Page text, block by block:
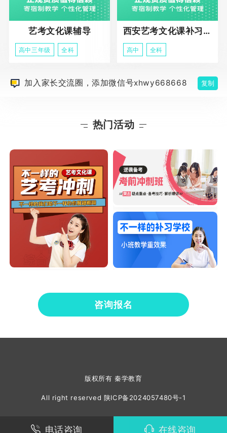
艺考文化课辅导
高中三年级 全科
西安艺考文化课补习学校
高中 全科
加入家长交流圈，添加微信号xhwy668668 复制
热门活动
咨询报名
版权所有 秦学教育
All right reserved 陕ICP备2024057480号-1
电话咨询 在线咨询